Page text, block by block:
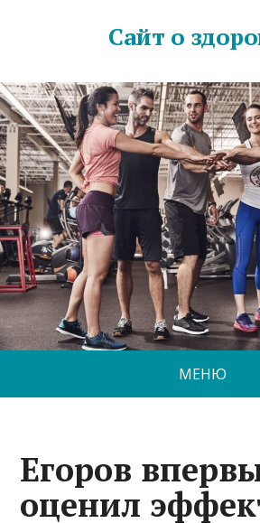
Сайт о
МЕНЮ
Егоров
оценил